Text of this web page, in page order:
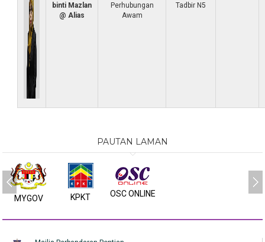
binti Mazlan
@ Alias
Perhubungan
Awam
Tadbir N5
PAUTAN LAMAN
MYGOV KPKT OSC ONLINE